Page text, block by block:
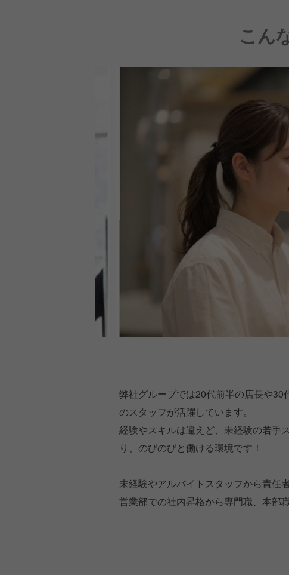
こん
弊社グループでは20代前半の店長や
のスタッフが活躍しています。
経験やスキルは違えど、未経験の若手
り、のびのびと働ける環境です！
未経験やアルバイトスタッフから責任
営業部での社内昇格から専門職、本部